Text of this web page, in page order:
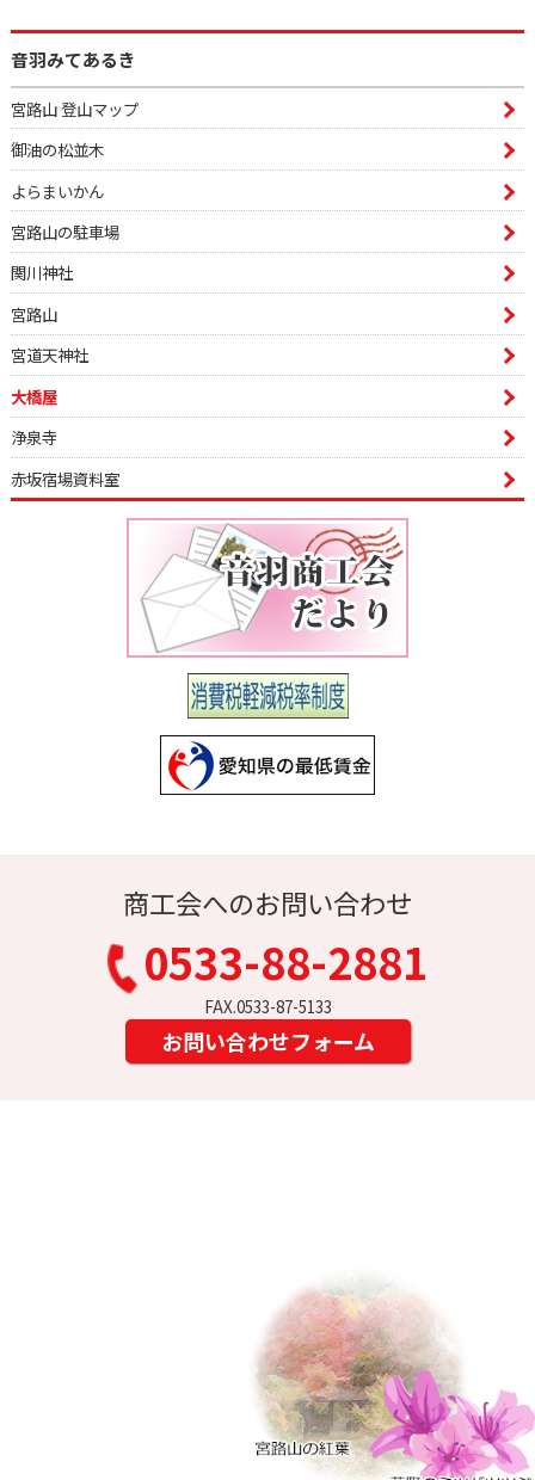
音羽みてあるき
宮路山 登山マップ
御油の松並木
よらまいかん
宮路山の駐車場
関川神社
宮路山
宮道天神社
大橋屋
浄泉寺
赤坂宿場資料室
商工会へのお問い合わせ
0533-88-2881
FAX.0533-87-5133
お問い合わせフォーム